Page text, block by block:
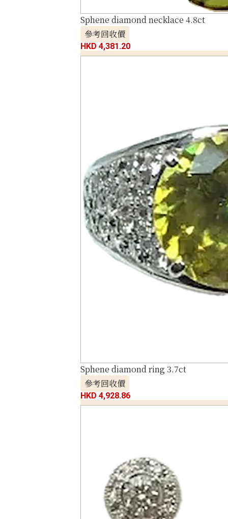
Sphene diamond necklace 4.8ct
參考回收價
HKD 4,381.20
Sphene diamond ring 3.7ct
參考回收價
HKD 4,928.86